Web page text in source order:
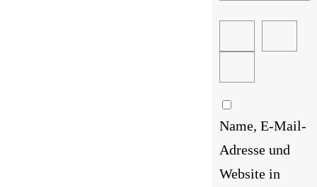
Name, E-Mail-
Adresse und
Website in